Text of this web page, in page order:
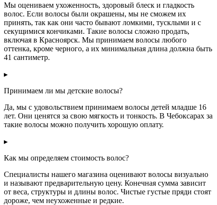
Мы оцениваем ухоженность, здоровый блеск и гладкость
волос. Если волосы были окрашены, мы не сможем их
принять, так как они часто бывают ломкими, тусклыми и с
секущимися кончиками. Такие волосы сложно продать,
включая в Красноярск. Мы принимаем волосы любого
оттенка, кроме черного, а их минимальная длина должна быть
41 сантиметр.
▸
Принимаем ли мы детские волосы?
Да, мы с удовольствием принимаем волосы детей младше 16
лет. Они ценятся за свою мягкость и тонкость. В Чебоксарах за
такие волосы можно получить хорошую оплату.
▸
Как мы определяем стоимость волос?
Специалисты нашего магазина оценивают волосы визуально
и называют предварительную цену. Конечная сумма зависит
от веса, структуры и длины волос. Чистые густые пряди стоят
дороже, чем неухоженные и редкие.